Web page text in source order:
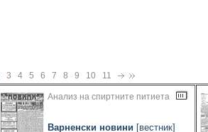
3 4 5 6 7 8 9 10 11
Анализ на спиртните питиета
Варненски новини [вестник]